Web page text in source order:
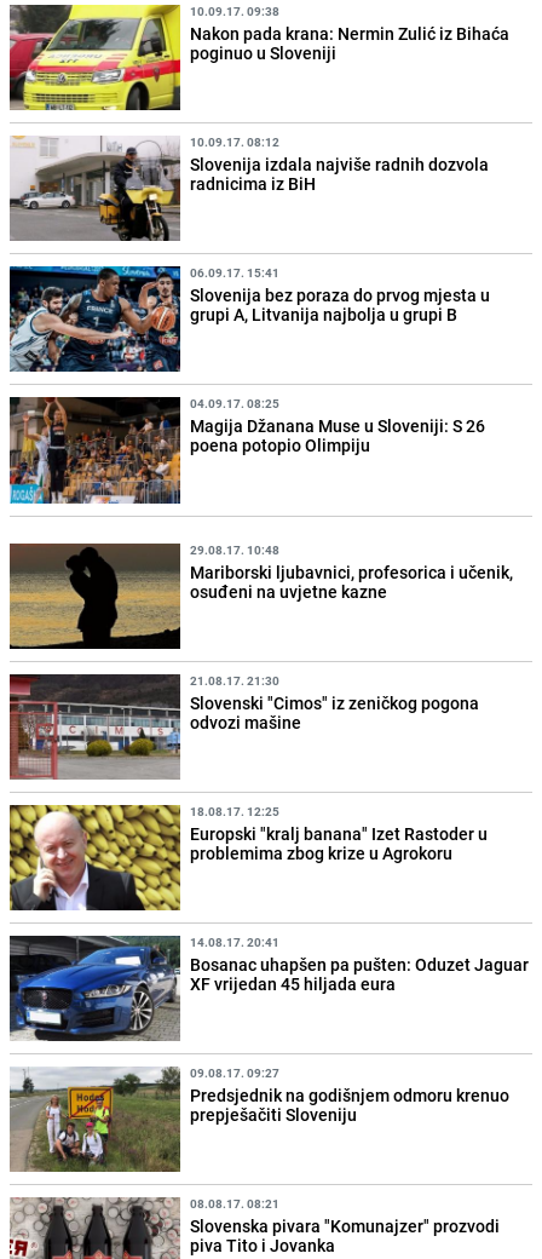
10.09.17. 09:38
Nakon pada krana: Nermin Zulić iz Bihaća
poginuo u Sloveniji
10.09.17. 08:12
Slovenija izdala najviše radnih dozvola
radnicima iz BiH
06.09.17. 15:41
Slovenija bez poraza do prvog mjesta u
grupi A, Litvanija najbolja u grupi B
04.09.17. 08:25
Magija Džanana Muse u Sloveniji: S 26
poena potopio Olimpiju
29.08.17. 10:48
Mariborski ljubavnici, profesorica i učenik,
osuđeni na uvjetne kazne
21.08.17. 21:30
Slovenski "Cimos" iz zeničkog pogona
odvozi mašine
18.08.17. 12:25
Europski "kralj banana" Izet Rastoder u
problemima zbog krize u Agrokoru
14.08.17. 20:41
Bosanac uhapšen pa pušten: Oduzet Jaguar
XF vrijedan 45 hiljada eura
09.08.17. 09:27
Predsjednik na godišnjem odmoru krenuo
prepješačiti Sloveniju
08.08.17. 08:21
Slovenska pivara "Komunajzer" prozvodi
piva Tito i Jovanka